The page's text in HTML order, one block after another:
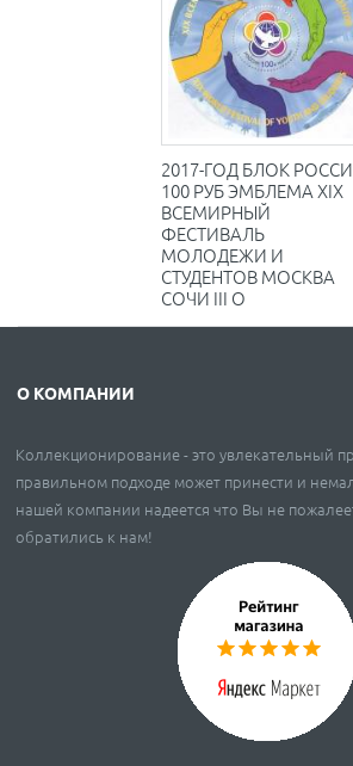
2017-ГОД БЛОК
100 РУБ ЭМБЛЕМА XIX
ВСЕМИРНЫЙ
ФЕСТИВАЛЬ
МОЛОДЕЖИ И
СТУДЕНТОВ МОСКВА
СОЧИ III O
О КОМПАНИИ
Коллекционирование - это увлекательный
правильном подходе может принести и
нашей компании надеется что Вы не
обратились к нам!